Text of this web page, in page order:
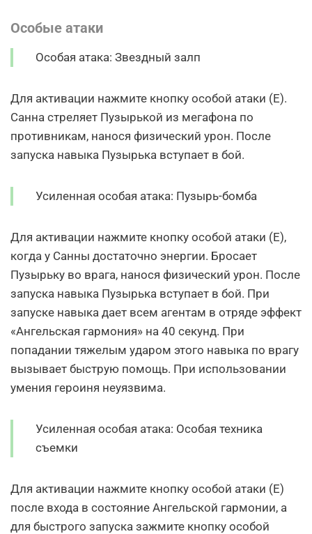
Особые атаки
Особая атака: Звездный залп
Для активации нажмите кнопку особой атаки (Е).
Санна стреляет Пузырькой из мегафона по
противникам, нанося физический урон. После
запуска навыка Пузырька вступает в бой.
Усиленная особая атака: Пузырь-бомба
Для активации нажмите кнопку особой атаки (Е),
когда у Санны достаточно энергии. Бросает
Пузырьку во врага, нанося физический урон. После
запуска навыка Пузырька вступает в бой. При
запуске навыка дает всем агентам в отряде эффект
«Ангельская гармония» на 40 секунд. При
попадании тяжелым ударом этого навыка по врагу
вызывает быструю помощь. При использовании
умения героиня неуязвима.
Усиленная особая атака: Особая техника
съемки
Для активации нажмите кнопку особой атаки (Е)
после входа в состояние Ангельской гармонии, а
для быстрого запуска зажмите кнопку особой